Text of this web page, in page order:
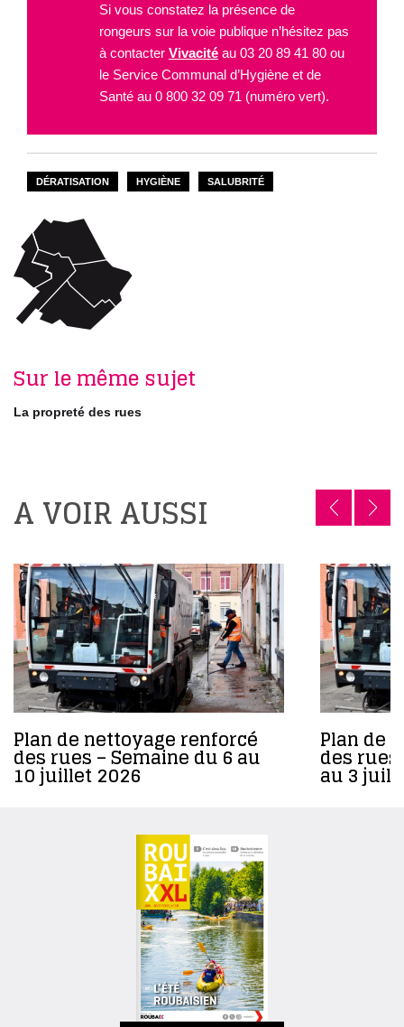
Si vous constatez la présence de
rongeurs sur la voie publique n’hésitez pas
à contacter Vivacité au 03 20 89 41 80 ou
le Service Communal d’Hygiène et de
Santé au 0 800 32 09 71 (numéro vert).
DÉRATISATION HYGIÈNE SALUBRITÉ
Sur le même sujet
La propreté des rues
A VOIR AUSSI
Plan de nettoyage renforcé
des rues – Semaine du 6 au
10 juillet 2026
Plan de
des
au 3